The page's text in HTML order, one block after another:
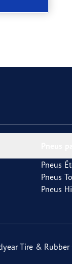
Pneus
Pneus
Pneus
Tire & Rubber